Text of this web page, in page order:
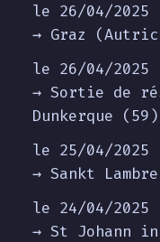
le 26/04/
→ Graz
le 26/04/
→ Sortie de
Dunkerque (59)
le 25/04/
→ Sankt
le 24/04/
→ St Johann